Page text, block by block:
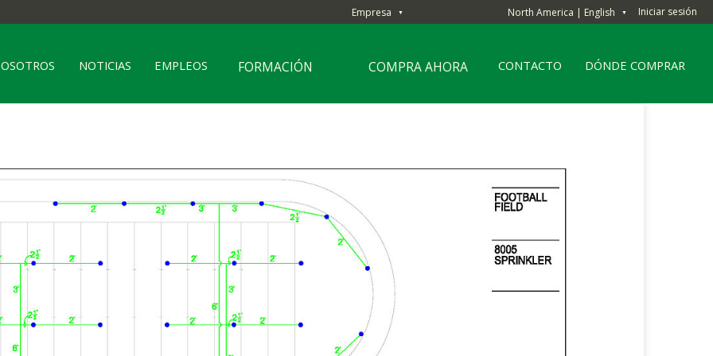
Empresa ▼ North America | English ▼ Iniciar sesión
NOTICIAS EMPLEOS FORMACIÓN COMPRA AHORA CONTACTO DÓNDE COMPRAR